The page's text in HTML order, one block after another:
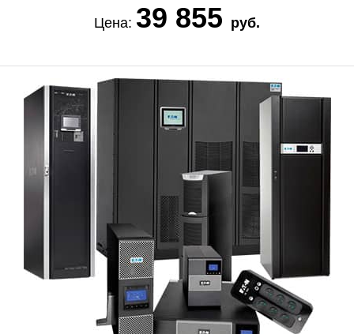
Цена: 39 855 руб.